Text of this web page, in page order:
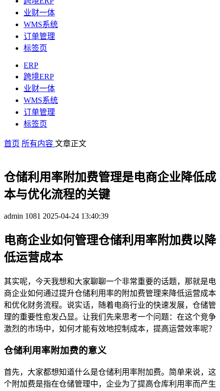
业财一体
WMS系统
订单管理
标签页
ERP
跨境ERP
业财一体
WMS系统
订单管理
标签页
首页 所有内容 文章正文
仓储利用率附加费管理是电商企业降低成
本与优化流程的关键
admin 1081 2025-04-24 13:40:39
电商企业如何管理仓储利用率附加费以降
低运营成本
其实呢，今天我想和大家聊聊一个非常重要的话题，那就是电
商企业如何通过提升仓储利用率的附加费管理来降低运营成本
和优化财务流程。说实话，随着电商行业的快速发展，仓储管
理的重要性愈发凸显。让我们先来思考一个问题：在这个竞争
激烈的市场中，如何才能有效地控制成本，提高运营效率呢？
仓储利用率附加费的意义
首先，大家都想知道什么是仓储利用率附加费。简单来说，这
个附加费是指在仓储管理中，企业为了提高仓库利用率而产生